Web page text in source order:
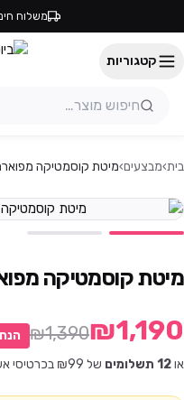
משלוח חינם
קטגוריות
בית›מבצעים›מיטת קוסמטיקה מפוארת 2 מגירות – לבן/
מיטת קוסמטיקה מפוארת 2 מגירות –
₪1,190
₪1,390
או12 תשלומים של ₪ 99 בכרטיסי